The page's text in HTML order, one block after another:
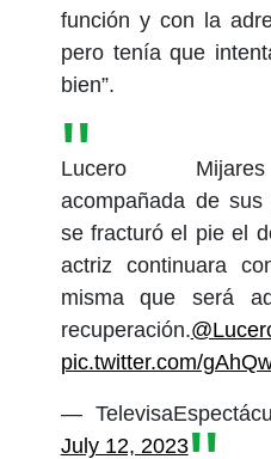
función y con la
pero tenía que
bien”.
Lucero
acompañada de
se fracturó el pie el
actriz continuara
misma que será
recuperación.
pic.twitter.com/
—
July 12, 2023